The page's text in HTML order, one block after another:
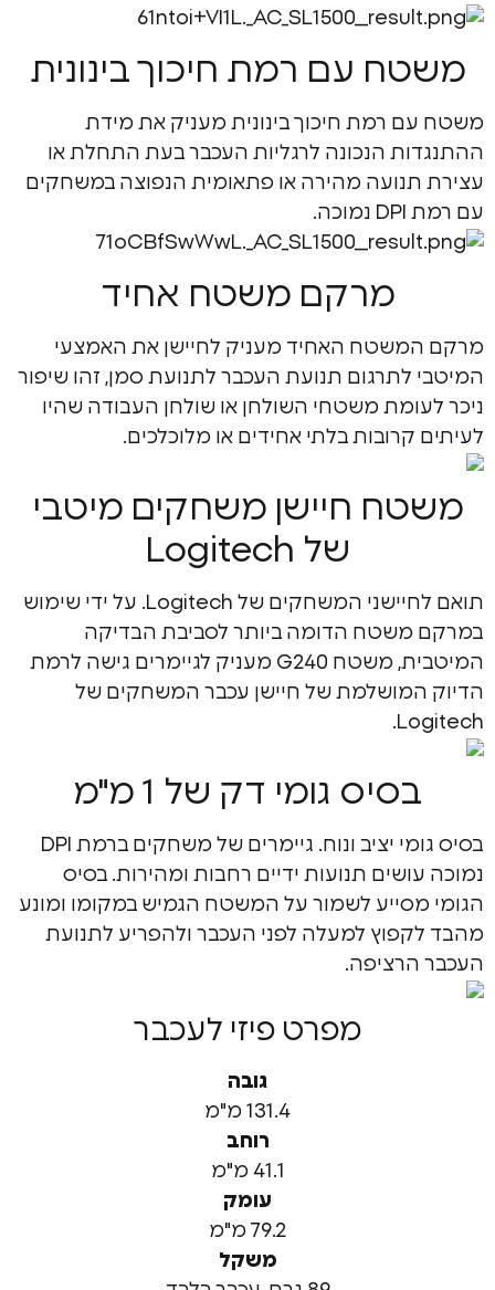
עם רמת חיכוך בינונית
רמת חיכוך בינונית מעניק את מידת
הנכונה לרגליות העכבר בעת התחלת או
מהירה או פתאומית הנפוצה במשחקים
מרקם משטח אחיד
האחיד מעניק לחיישן את האמצעי
תנועת העכבר לתנועת סמן, זהו שיפור
משטחי השולחן או שולחן העבודה שהיו
בלתי אחידים או מלוכלכים.
חיישן משחקים מיטבי
תואם לחיישני המשחקים של Logitech. על ידי שימוש
הדומה ביותר לסביבת הבדיקה
המיטבית, משטח G240 מעניק לגיימרים גישה לרמת
של חיישן עכבר המשחקים של
גומי דק של 1 מ"מ
בסיס גומי יציב ונוח. גיימרים של משחקים ברמת DPI
תנועות ידיים רחבות ומהירות. בסיס
לשמור על המשטח הגמיש במקומו ומונע
למעלה לפני העכבר ולהפריע לתנועת
מפרט פיזי לעכבר